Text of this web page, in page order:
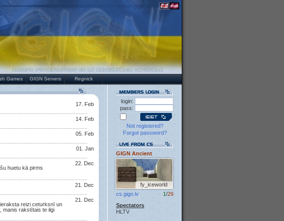
Games GIGN Servers Regnick
17. Feb
14. Feb
05. Feb
01. Jan
huetu kā pirms
22. Dec
21. Dec
reizi ceturksnī un
manis rakstītais te ilgi
21. Dec
login:
pass:
Not registered?
Forgot password?
GIGN Ancient
fy_iceworld
1/29
cs.gign.lv
Spectators
HLTV